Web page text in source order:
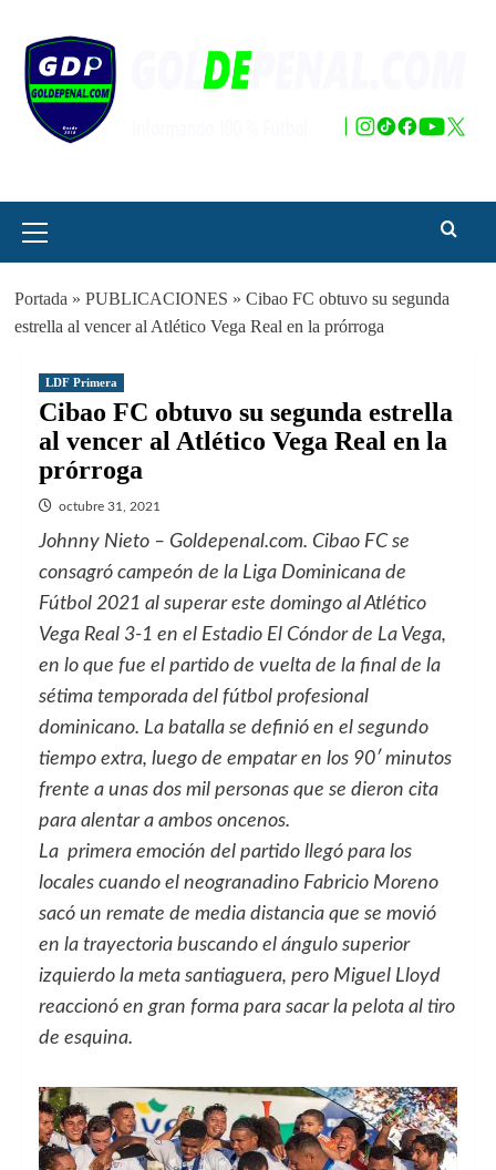
contenido
principal
Portada » PUBLICACIONES » Cibao FC obtuvo su segunda
estrella al vencer al Atlético Vega Real en la prórroga
LDF Primera
Cibao FC obtuvo su segunda estrella
al vencer al Atlético Vega Real en la
prórroga
octubre 31, 2021
Johnny Nieto – Goldepenal.com. Cibao FC se
consagró campeón de la Liga Dominicana de
Fútbol 2021 al superar este domingo al Atlético
Vega Real 3-1 en el Estadio El Cóndor de La Vega,
en lo que fue el partido de vuelta de la final de la
sétima temporada del fútbol profesional
dominicano. La batalla se definió en el segundo
tiempo extra, luego de empatar en los 90′ minutos
frente a unas dos mil personas que se dieron cita
para alentar a ambos oncenos.
La primera emoción del partido llegó para los
locales cuando el neogranadino Fabricio Moreno
sacó un remate de media distancia que se movió
en la trayectoria buscando el ángulo superior
izquierdo la meta santiaguera, pero Miguel Lloyd
reaccionó en gran forma para sacar la pelota al tiro
de esquina.